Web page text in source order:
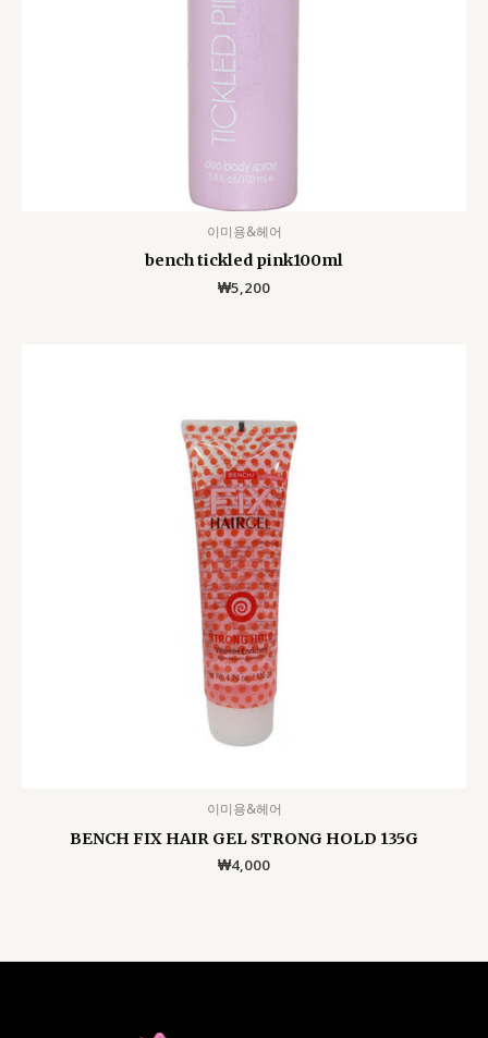
이미용&헤어
bench tickled pink100ml
₩5,200
이미용&헤어
BENCH FIX HAIR GEL STRONG HOLD 135G
₩4,000